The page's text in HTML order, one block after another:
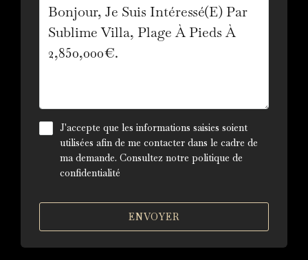
J'accepte que les informations saisies soient
utilisées afin de me contacter dans le cadre de
ma demande. Consultez notre politique de
confidentialité
ENVOYER